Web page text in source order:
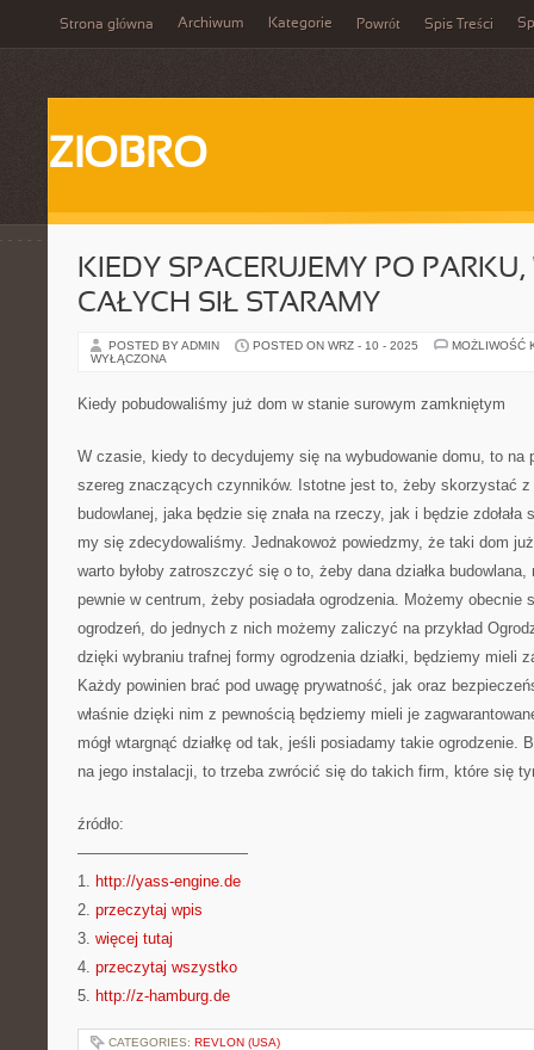
Strona główna Archiwum Kategorie Powrót Spis Treści
ZIOBRO
KIEDY SPACERUJEMY PO
CAŁYCH SIŁ STARAMY
POSTED BY ADMIN POSTED ON WRZ - 10 - 2025
MOŻLIWOŚĆ
WYŁĄCZONA
Kiedy pobudowaliśmy już dom w stanie surowym zamkniętym
W czasie, kiedy to decydujemy się na wybudowanie domu, to na
szereg znaczących czynników. Istotne jest to, żeby skorzystać
budowlanej, jaka będzie się znała na rzeczy, jak i będzie
my się zdecydowaliśmy. Jednakowoż powiedzmy, że taki dom
warto byłoby zatroszczyć się o to, żeby dana działka
pewnie w centrum, żeby posiadała ogrodzenia. Możemy obecnie
ogrodzeń, do jednych z nich możemy zaliczyć na przykład
dzięki wybraniu trafnej formy ogrodzenia działki, będziemy mieli
Każdy powinien brać pod uwagę prywatność, jak oraz
właśnie dzięki nim z pewnością będziemy mieli je
mógł wtargnąć działkę od tak, jeśli posiadamy takie ogrodzenie.
na jego instalacji, to trzeba zwrócić się do takich firm, które się
źródło:
———————————
1. http://yass-engine.de
2. przeczytaj wpis
3. więcej tutaj
4. przeczytaj wszystko
5. http://z-hamburg.de
CATEGORIES: REVLON (USA)